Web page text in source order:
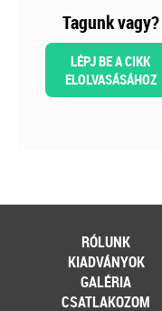
Tagunk vagy?
LÉPJ BE A CIKK
ELOLVASÁSÁHOZ
RÓLUNK
KIADVÁNYOK
GALÉRIA
CSATLAKOZOM